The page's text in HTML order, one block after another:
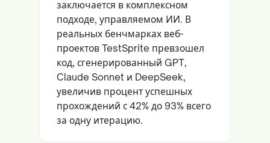
заключается в комплексном
подходе, управляемом ИИ. В
реальных бенчмарках веб-
проектов TestSprite превзошел
код, сгенерированный GPT,
Claude Sonnet и DeepSeek,
увеличив процент успешных
прохождений с 42% до 93% всего
за одну итерацию.